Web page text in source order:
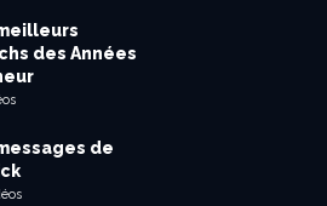
des Années
de